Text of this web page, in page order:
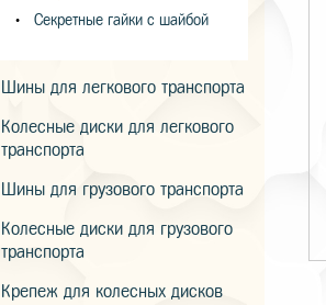
Секретные гайки с шайбой
Шины для легкового транспорта
Колесные диски для легкового
транспорта
Шины для грузового транспорта
Колесные диски для грузового
транспорта
Крепеж для колесных дисков